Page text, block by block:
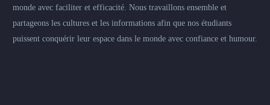
monde avec faciliter et efficacité. Nous travaillons ensemble et
partageons les cultures et les informations afin que nos étudiants
puissent conquérir leur espace dans le monde avec confiance et humour.